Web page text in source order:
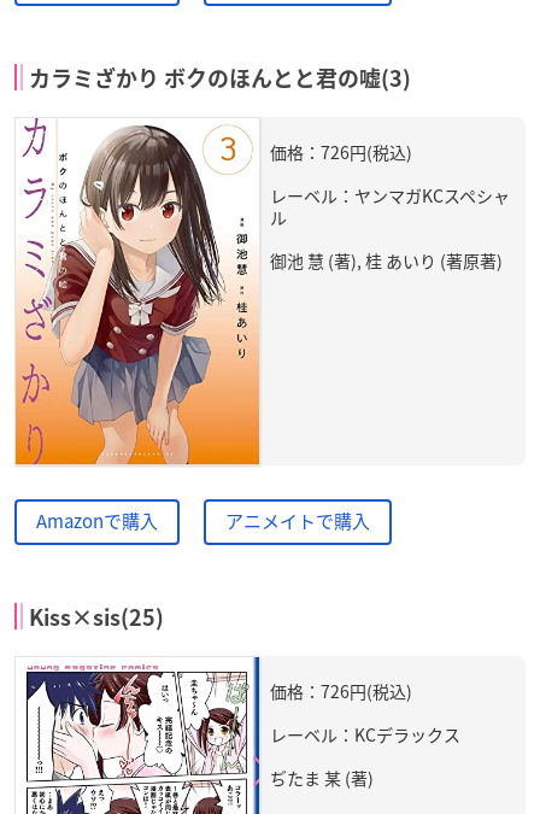
カラミざかり ボクのほんとと君の嘘(3)
価格：726円(税込)
レーベル：ヤンマガKCスペシャ
ル
御池 慧 (著), 桂 あいり (著原著)
Amazonで購入 アニメイトで購入
Kiss×sis(25)
価格：726円(税込)
レーベル：KCデラックス
ぢたま 某 (著)